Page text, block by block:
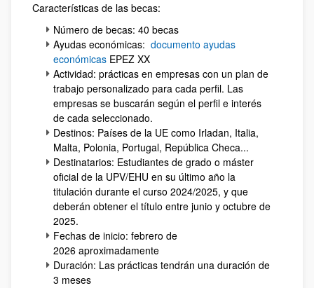
Características de las becas:
Número de becas: 40 becas
Ayudas económicas: documento ayudas
económicas EPEZ XX
Actividad: prácticas en empresas con un plan de
trabajo personalizado para cada perfil. Las
empresas se buscarán según el perfil e interés
de cada seleccionado.
Destinos: Países de la UE como Irladan, Italia,
Malta, Polonia, Portugal, República Checa...
Destinatarios: Estudiantes de grado o máster
oficial de la UPV/EHU en su último año la
titulación durante el curso 2024/2025, y que
deberán obtener el título entre junio y octubre de
2025.
Fechas de inicio: febrero de
2026 aproximadamente
Duración: Las prácticas tendrán una duración de
3 meses